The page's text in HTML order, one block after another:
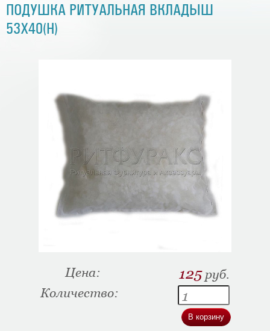
ПОДУШКА РИТУАЛЬНАЯ ВКЛАДЫШ
53Х40(Н)
Цена: 125руб.
Количество: